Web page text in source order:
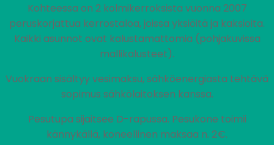
Kohteessa on 2 kolmikerroksista vuonna 2007
peruskorjattua kerrostaloa, joissa yksiöitä ja kaksioita.
Kaikki asunnot ovat kalustamattomia (pohjakuvissa
mallikalusteet).
Vuokraan sisältyy vesimaksu, sähköenergiasta tehtävä
sopimus sähkölaitoksen kanssa.
Pesutupa sijaitsee D-rapussa. Pesukone toimii
kännykällä, koneellinen maksaa n. 2€.